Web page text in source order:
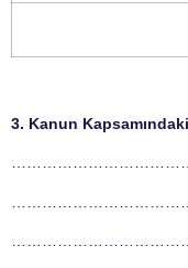
3. Kanun